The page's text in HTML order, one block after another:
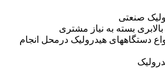
صنعتی
بسته به نیاز مشتری
دستگاههای هیدرولیک درمحل انجام